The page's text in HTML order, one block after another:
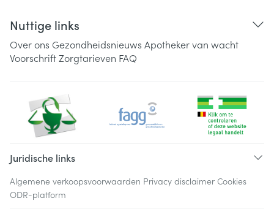
Nuttige links
Over ons Gezondheidsnieuws Apotheker van wacht
VoorschriftZorgtarieven FAQ
Juridische links
Algemene verkoopsvoorwaarden Privacy disclaimer Cookies
ODR-platform